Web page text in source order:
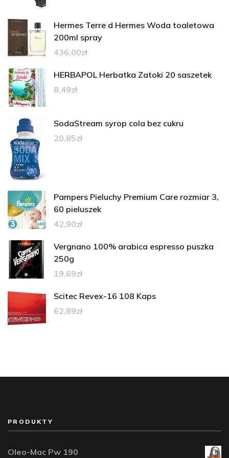
Hermes Terre d Hermes Woda toaletowa
200ml spray
436,00zł
HERBAPOL Herbatka Zatoki 20 saszetek
8,49zł
SodaStream syrop cola bez cukru
20,85zł
Pampers Pieluchy Premium Care rozmiar 3,
60 pieluszek
42,90zł
Vergnano 100% arabica espresso puszka
250g
19,69zł
Scitec Revex-16 108 Kaps
62,89zł
PRODUKTY
Oleo-Mac Pw 190